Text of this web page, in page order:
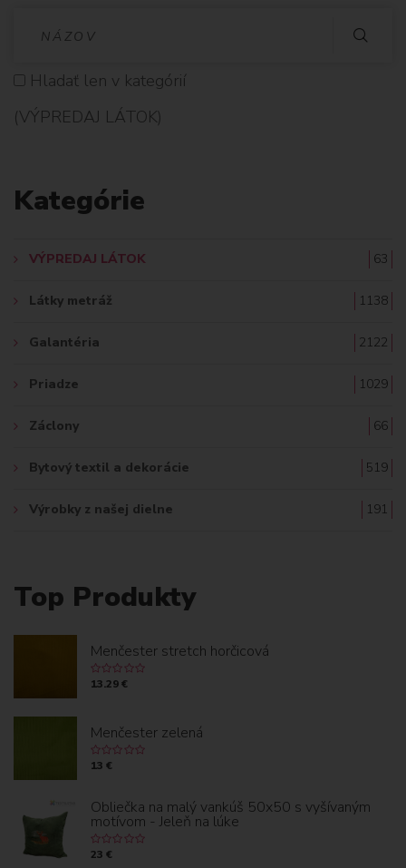
D
Hladať len v kategórií
(VÝPREDAJ LÁTOK)
Kategórie
VÝPREDAJ LÁTOK 63
Látky metráž 1138
Galantéria 2122
Priadze 1029
Záclony 66
Bytový textil a dekorácie 519
Výrobky z našej dielne 191
Top Produkty
Menčester stretch horčicová
13.29 €
Menčester zelená
13 €
Obliečka na malý vankúš 50x50 s vyšívaným
motívom - Jeleň na lúke
23 €